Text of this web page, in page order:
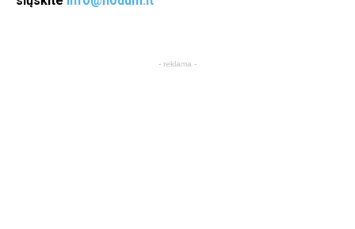
- reklama -